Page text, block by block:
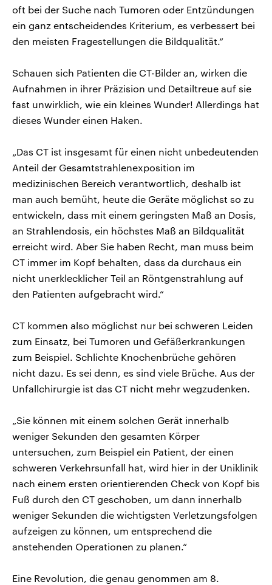
oft bei der Suche nach Tumoren oder Entzündungen
ein ganz entscheidendes Kriterium, es verbessert bei
den meisten Fragestellungen die Bildqualität.“
Schauen sich Patienten die CT-Bilder an, wirken die
Aufnahmen in ihrer Präzision und Detailtreue auf sie
fast unwirklich, wie ein kleines Wunder! Allerdings hat
dieses Wunder einen Haken.
„Das CT ist insgesamt für einen nicht unbedeutenden
Anteil der Gesamtstrahlenexposition im
medizinischen Bereich verantwortlich, deshalb ist
man auch bemüht, heute die Geräte möglichst so zu
entwickeln, dass mit einem geringsten Maß an Dosis,
an Strahlendosis, ein höchstes Maß an Bildqualität
erreicht wird. Aber Sie haben Recht, man muss beim
CT immer im Kopf behalten, dass da durchaus ein
nicht unerklecklicher Teil an Röntgenstrahlung auf
den Patienten aufgebracht wird.“
CT kommen also möglichst nur bei schweren Leiden
zum Einsatz, bei Tumoren und Gefäßerkrankungen
zum Beispiel. Schlichte Knochenbrüche gehören
nicht dazu. Es sei denn, es sind viele Brüche. Aus der
Unfallchirurgie ist das CT nicht mehr wegzudenken.
„Sie können mit einem solchen Gerät innerhalb
weniger Sekunden den gesamten Körper
untersuchen, zum Beispiel ein Patient, der einen
schweren Verkehrsunfall hat, wird hier in der Uniklinik
nach einem ersten orientierenden Check von Kopf bis
Fuß durch den CT geschoben, um dann innerhalb
weniger Sekunden die wichtigsten Verletzungsfolgen
aufzeigen zu können, um entsprechend die
anstehenden Operationen zu planen.“
Eine Revolution, die genau genommen am 8.